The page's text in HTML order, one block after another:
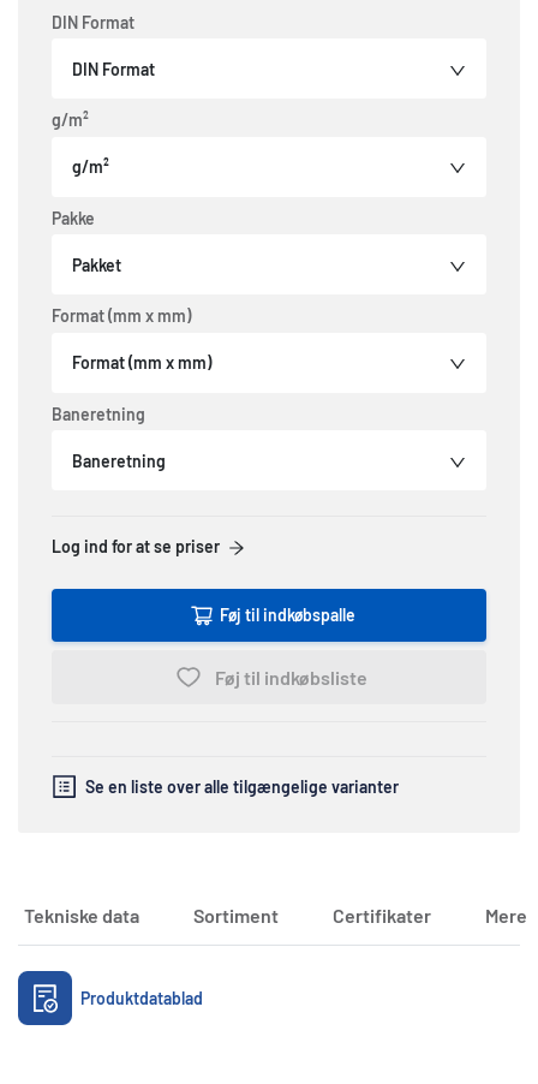
DIN Format
DIN Format
g/m²
g/m²
Pakke
Pakket
Format (mm x mm)
Format (mm x mm)
Baneretning
Baneretning
Log ind for at se priser
Føj til indkøbspalle
Føj til indkøbsliste
Se en liste over alle tilgængelige varianter
Tekniske data Sortiment Certifikater Mere
Dokumenter
Produktdatablad